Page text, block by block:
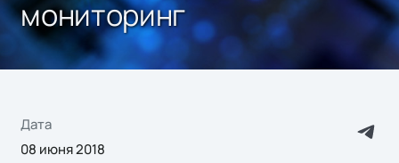
мониторинг
Дата
08 июня 2018